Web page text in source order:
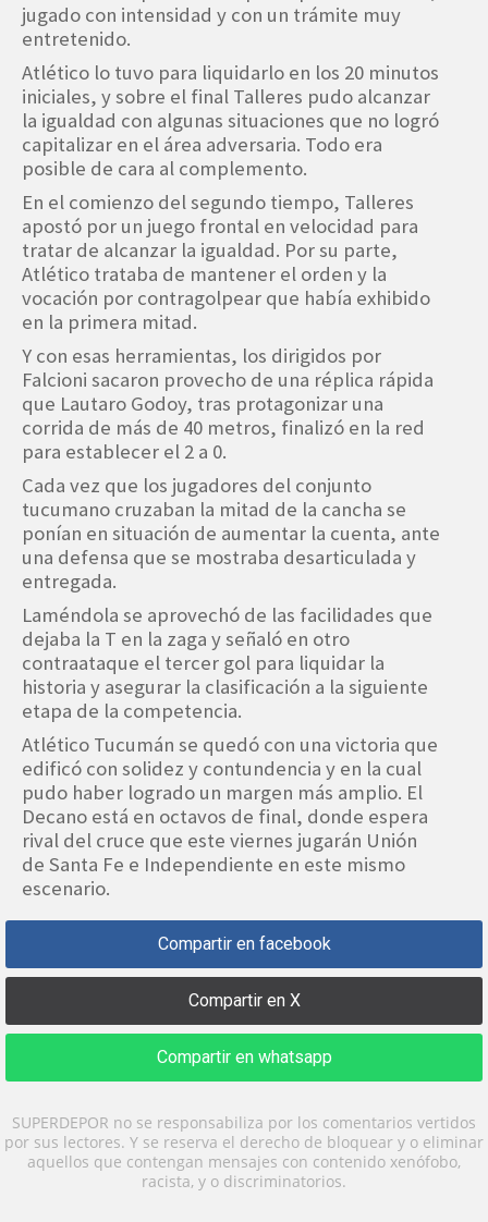
jugado con intensidad y con un trámite muy
entretenido.
Atlético lo tuvo para liquidarlo en los 20 minutos
iniciales, y sobre el final Talleres pudo alcanzar
la igualdad con algunas situaciones que no logró
capitalizar en el área adversaria. Todo era
posible de cara al complemento.
En el comienzo del segundo tiempo, Talleres
apostó por un juego frontal en velocidad para
tratar de alcanzar la igualdad. Por su parte,
Atlético trataba de mantener el orden y la
vocación por contragolpear que había exhibido
en la primera mitad.
Y con esas herramientas, los dirigidos por
Falcioni sacaron provecho de una réplica rápida
que Lautaro Godoy, tras protagonizar una
corrida de más de 40 metros, finalizó en la red
para establecer el 2 a 0.
Cada vez que los jugadores del conjunto
tucumano cruzaban la mitad de la cancha se
ponían en situación de aumentar la cuenta, ante
una defensa que se mostraba desarticulada y
entregada.
Laméndola se aprovechó de las facilidades que
dejaba la T en la zaga y señaló en otro
contraataque el tercer gol para liquidar la
historia y asegurar la clasificación a la siguiente
etapa de la competencia.
Atlético Tucumán se quedó con una victoria que
edificó con solidez y contundencia y en la cual
pudo haber logrado un margen más amplio. El
Decano está en octavos de final, donde espera
rival del cruce que este viernes jugarán Unión
de Santa Fe e Independiente en este mismo
escenario.
Compartir en facebook
Compartir en X
Compartir en whatsapp
SUPERDEPOR no se responsabiliza por los comentarios vertidos
por sus lectores. Y se reserva el derecho de bloquear y o eliminar
aquellos que contengan mensajes con contenido xenófobo,
racista, y o discriminatorios.